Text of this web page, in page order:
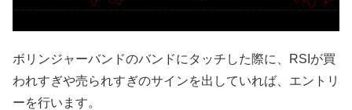
ボリンジャーバンドのバンドにタッチした際に、RSIが買
われすぎや売られすぎのサインを出していれば、エントリ
ーを行います。